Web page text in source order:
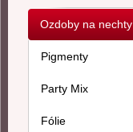
Ozdoby na nechty
Pigmenty
Party Mix
Fólie